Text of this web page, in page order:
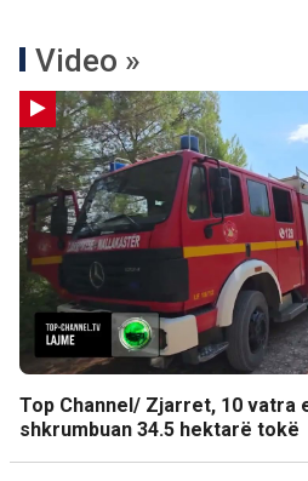
Video »
Top Channel/ Zjarret, 10 vatra
shkrumbuan 34.5 hektarë tokë